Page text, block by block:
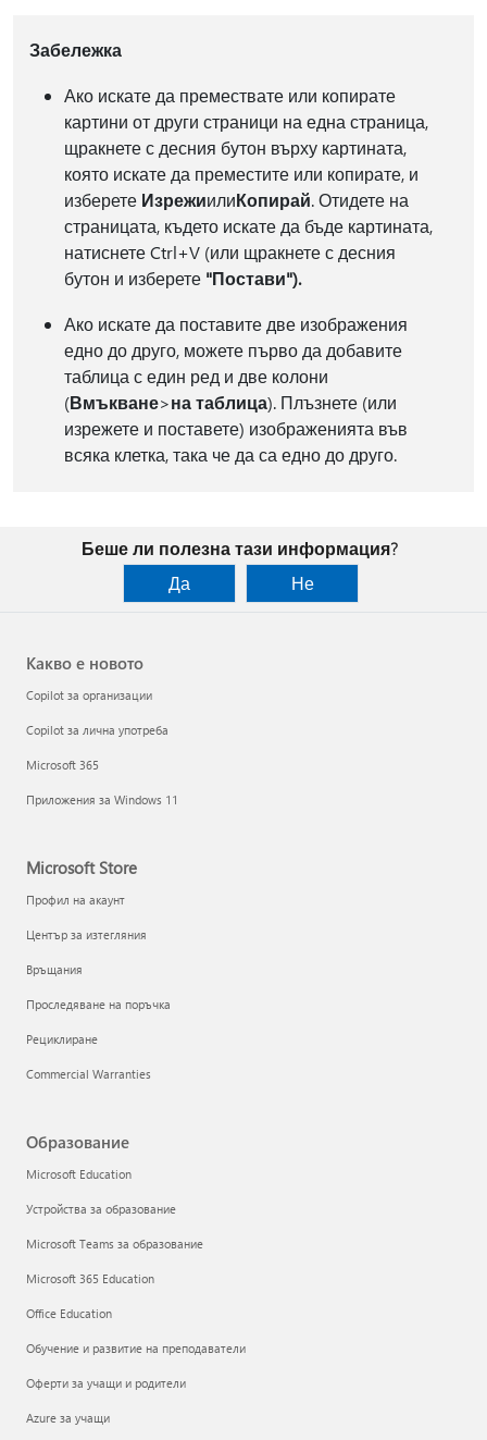
Забележка
Ако искате да премествате или копирате
картини от други страници на една страница,
щракнете с десния бутон върху картината,
която искате да преместите или копирате, и
изберете ИзрежиилиКопирай. Отидете на
страницата, където искате да бъде картината,
натиснете Ctrl+V (или щракнете с десния
бутон и изберете "Постави").
Ако искате да поставите две изображения
едно до друго, можете първо да добавите
таблица с един ред и две колони
(Вмъкване>на таблица). Плъзнете (или
изрежете и поставете) изображенията във
всяка клетка, така че да са едно до друго.
Беше ли полезна тази информация?
Да
Не
Какво е новото
Copilot за организации
Copilot за лична употреба
Microsoft 365
Приложения за Windows 11
Microsoft Store
Профил на акаунт
Център за изтегляния
Връщания
Проследяване на поръчка
Рециклиране
Commercial Warranties
Образование
Microsoft Education
Устройства за образование
Microsoft Teams за образование
Microsoft 365 Education
Office Education
Обучение и развитие на преподаватели
Оферти за учащи и родители
Azure за учащи